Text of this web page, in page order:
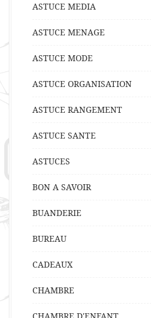
ASTUCE MEDIA
ASTUCE MENAGE
ASTUCE MODE
ASTUCE ORGANISATION
ASTUCE RANGEMENT
ASTUCE SANTE
ASTUCES
BON A SAVOIR
BUANDERIE
BUREAU
CADEAUX
CHAMBRE